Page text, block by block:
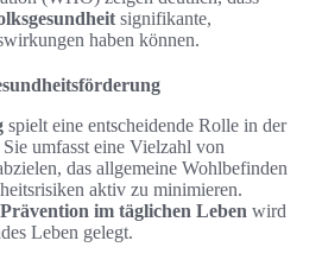
signifikante,
haben können.
spielt eine entscheidende Rolle in der
umfasst eine Vielzahl von
das allgemeine Wohlbefinden
aktiv zu minimieren.
Prävention im täglichen Leben wird
Leben gelegt.